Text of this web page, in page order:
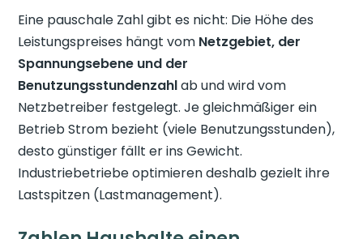
Eine pauschale Zahl gibt es nicht: Die Höhe des
Leistungspreises hängt vom Netzgebiet, der
Spannungsebene und der
Benutzungsstundenzahlab und wird vom
Netzbetreiber festgelegt. Je gleichmäßiger ein
Betrieb Strom bezieht (viele Benutzungsstunden),
desto günstiger fällt er ins Gewicht.
Industriebetriebe optimieren deshalb gezielt ihre
Lastspitzen (Lastmanagement).